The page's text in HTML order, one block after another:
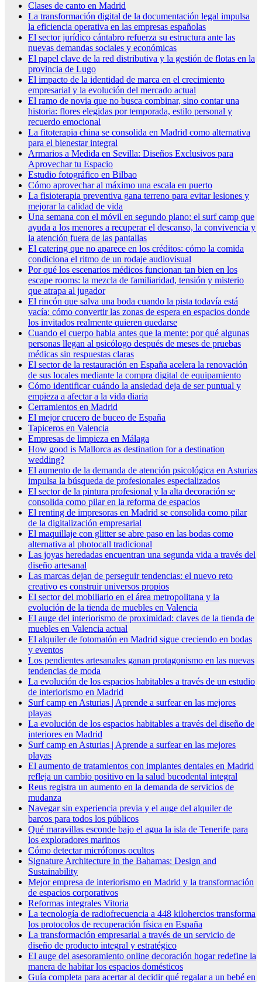
Clases de canto en Madrid
La transformación digital de la documentación legal impulsa
la eficiencia operativa en las empresas españolas
El sector jurídico cántabro refuerza su estructura ante las
nuevas demandas sociales y económicas
El papel clave de la red distributiva y la gestión de flotas en la
provincia de Lugo
El impacto de la identidad de marca en el crecimiento
empresarial y la evolución del mercado actual
El ramo de novia que no busca combinar, sino contar una
historia: flores elegidas por temporada, estilo personal y
recuerdo emocional
La fitoterapia china se consolida en Madrid como alternativa
para el bienestar integral
Armarios a Medida en Sevilla: Diseños Exclusivos para
Aprovechar tu Espacio
Estudio fotográfico en Bilbao
Cómo aprovechar al máximo una escala en puerto
La fisioterapia preventiva gana terreno para evitar lesiones y
mejorar la calidad de vida
Una semana con el móvil en segundo plano: el surf camp que
ayuda a los menores a recuperar el descanso, la convivencia y
la atención fuera de las pantallas
El catering que no aparece en los créditos: cómo la comida
condiciona el ritmo de un rodaje audiovisual
Por qué los escenarios médicos funcionan tan bien en los
escape rooms: la mezcla de familiaridad, tensión y misterio
que atrapa al jugador
El rincón que salva una boda cuando la pista todavía está
vacía: cómo convertir las zonas de espera en espacios donde
los invitados realmente quieren quedarse
Cuando el cuerpo habla antes que la mente: por qué algunas
personas llegan al psicólogo después de meses de pruebas
médicas sin respuestas claras
El sector de la restauración en España acelera la renovación
de sus locales mediante la compra digital de equipamiento
Cómo identificar cuándo la ansiedad deja de ser puntual y
empieza a afectar a la vida diaria
Cerramientos en Madrid
El mejor crucero de buceo de España
Tapiceros en Valencia
Empresas de limpieza en Málaga
How good is Mallorca as destination for a destination
wedding?
El aumento de la demanda de atención psicológica en Asturias
impulsa la búsqueda de profesionales especializados
El sector de la pintura profesional y la alta decoración se
consolida como pilar en la reforma de espacios
El renting de impresoras en Madrid se consolida como pilar
de la digitalización empresarial
El maquillaje con glitter se abre paso en las bodas como
alternativa al photocall tradicional
Las joyas heredadas encuentran una segunda vida a través del
diseño artesanal
Las marcas dejan de perseguir tendencias: el nuevo reto
creativo es construir universos propios
El sector del mobiliario en el área metropolitana y la
evolución de la tienda de muebles en Valencia
El auge del interiorismo de proximidad: claves de la tienda de
muebles en Valencia actual
El alquiler de fotomatón en Madrid sigue creciendo en bodas
y eventos
Los pendientes artesanales ganan protagonismo en las nuevas
tendencias de moda
La evolución de los espacios habitables a través de un estudio
de interiorismo en Madrid
Surf camp en Asturias | Aprende a surfear en las mejores
playas
La evolución de los espacios habitables a través del diseño de
interiores en Madrid
Surf camp en Asturias | Aprende a surfear en las mejores
playas
El aumento de tratamientos con implantes dentales en Madrid
refleja un cambio positivo en la salud bucodental integral
Reus registra un aumento en la demanda de servicios de
mudanza
Navegar sin experiencia previa y el auge del alquiler de
barcos para todos los públicos
Qué maravillas esconde bajo el agua la isla de Tenerife para
los exploradores marinos
Cómo detectar micrófonos ocultos
Signature Architecture in the Bahamas: Design and
Sustainability
Mejor empresa de interiorismo en Madrid y la transformación
de espacios corporativos
Reformas integrales Vitoria
La tecnología de radiofrecuencia a 448 kilohercios transforma
los protocolos de recuperación física en España
La transformación empresarial a través de un servicio de
diseño de producto integral y estratégico
El auge del asesoramiento online decoración hogar redefine la
manera de habitar los espacios domésticos
Guía completa para acertar al decidir qué regalar a un bebé en